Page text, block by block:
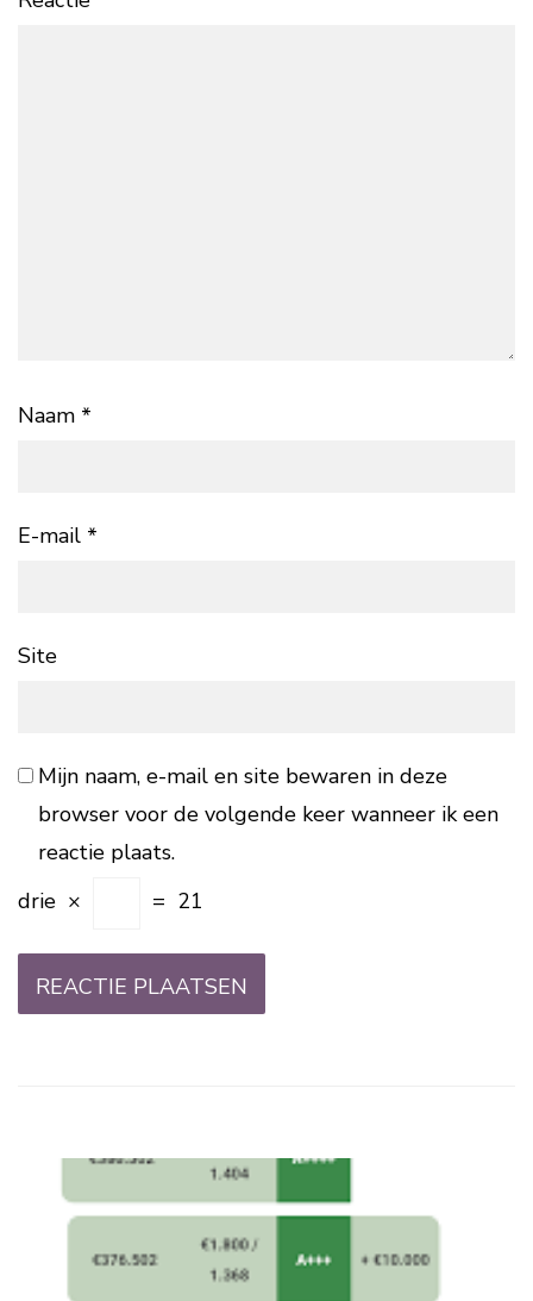
Naam *
E-mail *
Site
Mijn naam, e-mail en site bewaren in deze
browser voor de volgende keer wanneer ik een
reactie plaats.
drie × = 21